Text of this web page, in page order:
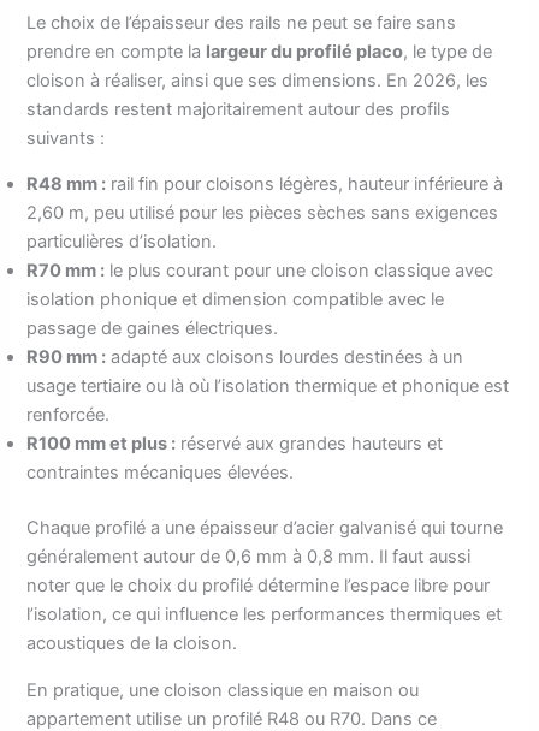
Le choix de l’épaisseur des rails ne peut se faire sans
prendre en compte la largeur du profilé placo, le type de
cloison à réaliser, ainsi que ses dimensions. En 2026, les
standards restent majoritairement autour des profils
suivants :
R48 mm : rail fin pour cloisons légères, hauteur inférieure à
2,60 m, peu utilisé pour les pièces sèches sans exigences
particulières d’isolation.
R70 mm : le plus courant pour une cloison classique avec
isolation phonique et dimension compatible avec le
passage de gaines électriques.
R90 mm : adapté aux cloisons lourdes destinées à un
usage tertiaire ou là où l’isolation thermique et phonique est
renforcée.
R100 mm et plus : réservé aux grandes hauteurs et
contraintes mécaniques élevées.
Chaque profilé a une épaisseur d’acier galvanisé qui tourne
généralement autour de 0,6 mm à 0,8 mm. Il faut aussi
noter que le choix du profilé détermine l’espace libre pour
l’isolation, ce qui influence les performances thermiques et
acoustiques de la cloison.
En pratique, une cloison classique en maison ou
appartement utilise un profilé R48 ou R70. Dans ce